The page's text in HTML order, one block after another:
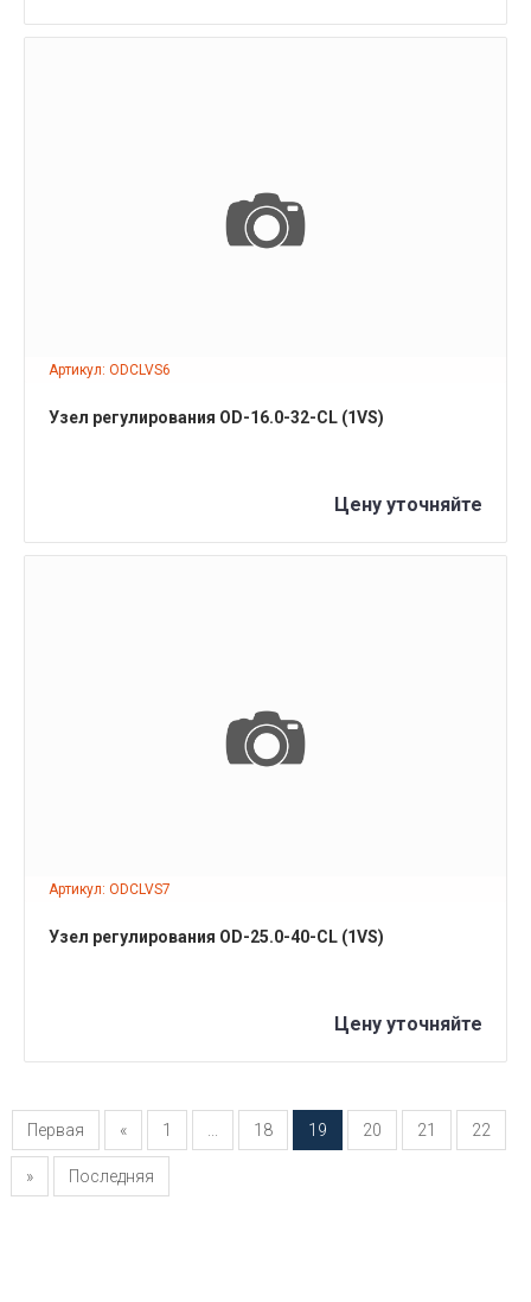
Артикул: ODCLVS6
ПОДРОБНЕЕ
Узел регулирования OD-16.0-32-CL (1VS)
Цену уточняйте
Артикул: ODCLVS7
ПОДРОБНЕЕ
Узел регулирования OD-25.0-40-CL (1VS)
Цену уточняйте
Первая « 1 18 19 20 21 22
» Последняя